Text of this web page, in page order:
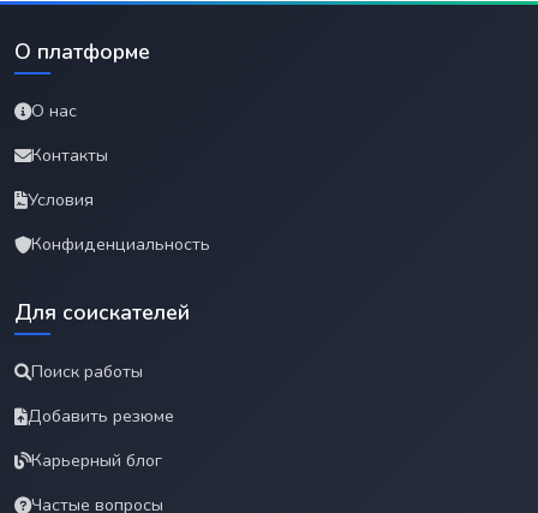
О платформе
О нас
Контакты
Условия
Конфиденциальность
Для соискателей
Поиск работы
Добавить резюме
Карьерный блог
Частые вопросы